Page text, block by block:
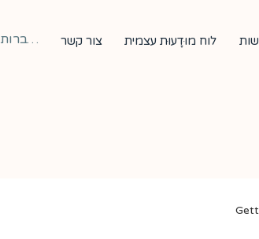
להתחברות לוח מוּדָעוּת עצמית צור קשר